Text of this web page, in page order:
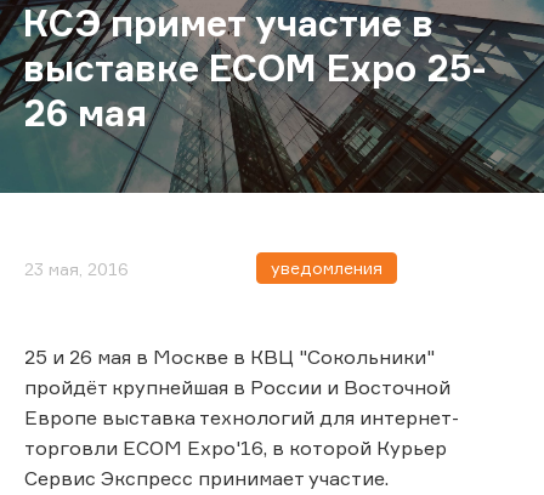
КСЭ примет участие в
выставке ECOM Expo 25-
26 мая
23 мая, 2016 уведомления
25 и 26 мая в Москве в КВЦ "Сокольники"
пройдёт крупнейшая в России и Восточной
Европе выставка технологий для интернет-
торговли ECOM Expo'16, в которой Курьер
Сервис Экспресс принимает участие.